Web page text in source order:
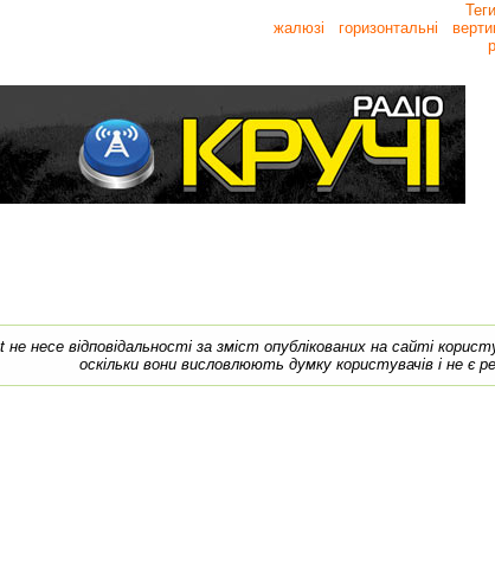
жалюзі
горизонтальні
не несе відповідальності за зміст опублікованих на сайті
оскільки вони висловлюють думку користувачів і не є